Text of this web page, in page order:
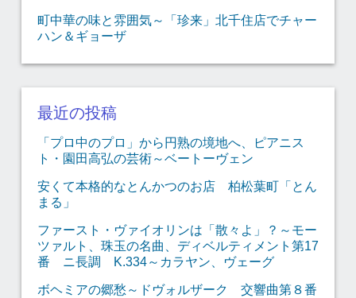
町中華の味と雰囲気～「珍来」北千住店でチャー
ハン＆ギョーザ
最近の投稿
「プロ中のプロ」から円熟の境地へ、ピアニス
ト・園田高弘の芸術～ベートーヴェン
安くて本格的なとんかつのお店 柏松葉町「とん
まる」
ファースト・ヴァイオリンは「散々よ」？～モー
ツァルト、珠玉の名曲、ディベルティメント第17
番 ニ長調 K.334～カラヤン、ヴェーグ
ボヘミアの郷愁～ドヴォルザーク 交響曲第８番